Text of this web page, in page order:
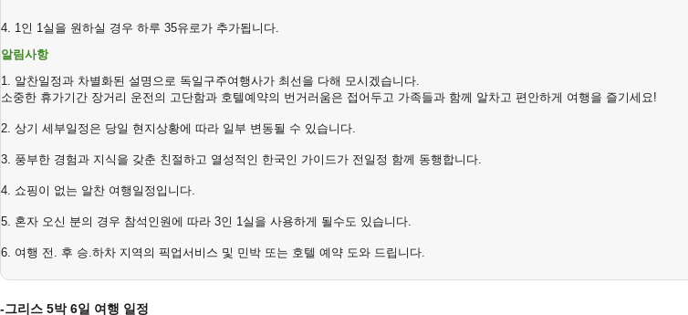
4. 1인 1실을 원하실 경우 하루 35유로가 추가됩니다.
알림사항
1. 알찬일정과 차별화된 설명으로 독일구주여행사가 최선을 다해 모시겠습니다.
소중한 휴가기간 장거리 운전의 고단함과 호텔예약의 번거러움은 접어두고 가족들과 함께 알차고 편안하게 여행을 즐기세요!
2. 상기 세부일정은 당일 현지상황에 따라 일부 변동될 수 있습니다.
3. 풍부한 경험과 지식을 갖춘 친절하고 열성적인 한국인 가이드가 전일정 함께 동행합니다.
4. 쇼핑이 없는 알찬 여행일정입니다.
5. 혼자 오신 분의 경우 참석인원에 따라 3인 1실을 사용하게 될수도 있습니다.
6. 여행 전 . 후 승.하차 지역의 픽업서비스 및 민박 또는 호텔 예약 도와 드립니다.
-그리스 5박 6일 여행 일정